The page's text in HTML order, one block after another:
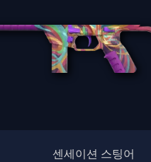
센세이션 스팅어